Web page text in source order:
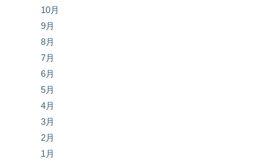
10月
9月
8月
7月
6月
5月
4月
3月
2月
1月